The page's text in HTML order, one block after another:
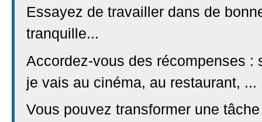
Essayez de travailler dans de
tranquille...
Accordez-vous des récompenses
je vais au cinéma, au restaurant, ...
Vous pouvez transformer une